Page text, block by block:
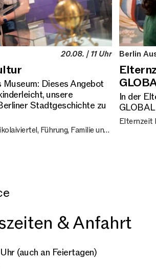
20.08. | 11 Uhr
Museum: Dieses Angebot
unsere
Stadtgeschichte zu
Berlin
In der
& Anfahrt
(auch an Feiertagen)